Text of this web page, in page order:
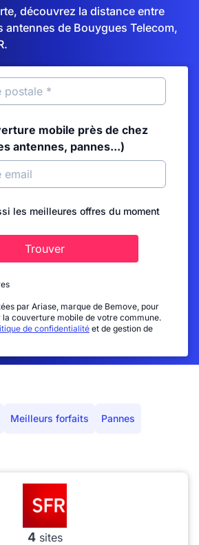
découvrez la distance entre
antennes de Bouygues Telecom,
mobile près de chez
antennes, pannes...)
les meilleures offres du moment
Trouver
par Ariase, marque de Bemove, pour
la couverture mobile de votre commune.
de confidentialité et de gestion de
Meilleurs forfaits Pannes
4sites